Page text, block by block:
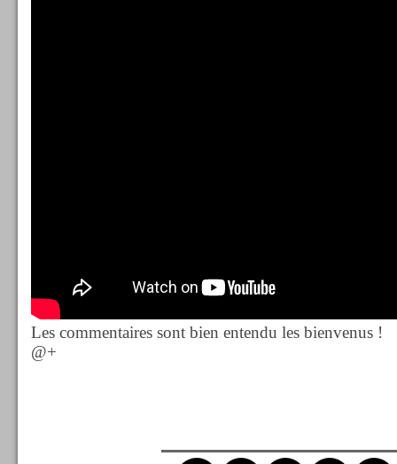
Les commentaires sont bien entendu les bienvenus !
@+